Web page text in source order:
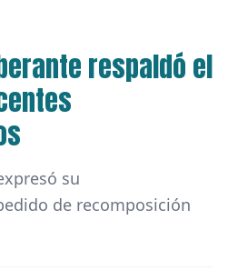
respaldó el
su
de recomposición